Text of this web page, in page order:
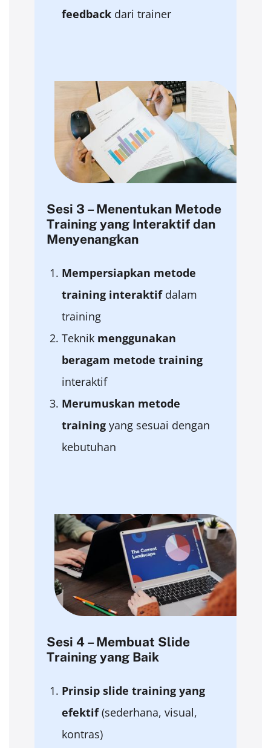
feedbackdari trainer
Sesi 3 – Menentukan Metode
Training yang Interaktif dan
Menyenangkan
Mempersiapkan metode
training interaktifdalam
training
Teknik menggunakan
beragam metode training
interaktif
Merumuskan metode
training yang sesuai dengan
kebutuhan
Sesi 4 – Membuat Slide
Training yang Baik
Prinsip slide training yang
efektif(sederhana, visual,
kontras)